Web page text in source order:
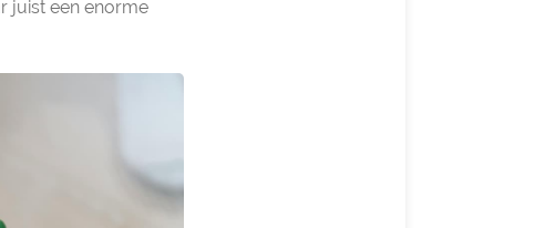
juist een enorme